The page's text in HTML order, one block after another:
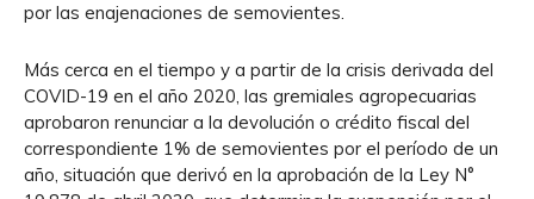
por las enajenaciones de semovientes.
Más cerca en el tiempo y a partir de la crisis derivada del
COVID-19 en el año 2020, las gremiales agropecuarias
aprobaron renunciar a la devolución o crédito fiscal del
correspondiente 1% de semovientes por el período de un
año, situación que derivó en la aprobación de la Ley N°